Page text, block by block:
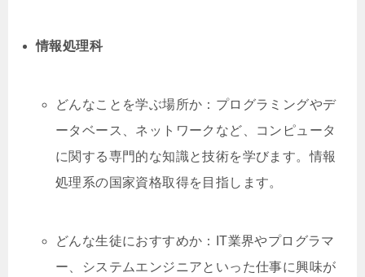
情報処理科
どんなことを学ぶ場所か：プログラミングやデ
ータベース、ネットワークなど、コンピュータ
に関する専門的な知識と技術を学びます。情報
処理系の国家資格取得を目指します。
どんな生徒におすすめか：IT業界やプログラマ
ー、システムエンジニアといった仕事に興味が